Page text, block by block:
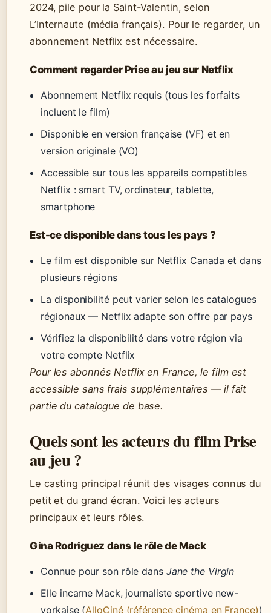
2024, pile pour la Saint-Valentin, selon
L’Internaute (média français). Pour le regarder, un
abonnement Netflix est nécessaire.
Comment regarder Prise au jeu sur Netflix
Abonnement Netflix requis (tous les forfaits
incluent le film)
Disponible en version française (VF) et en
version originale (VO)
Accessible sur tous les appareils compatibles
Netflix : smart TV, ordinateur, tablette,
smartphone
Est-ce disponible dans tous les pays ?
Le film est disponible sur Netflix Canada et dans
plusieurs régions
La disponibilité peut varier selon les catalogues
régionaux — Netflix adapte son offre par pays
Vérifiez la disponibilité dans votre région via
votre compte Netflix
Pour les abonnés Netflix en France, le film est
accessible sans frais supplémentaires — il fait
partie du catalogue de base.
Quels sont les acteurs du film Prise
au jeu ?
Le casting principal réunit des visages connus du
petit et du grand écran. Voici les acteurs
principaux et leurs rôles.
Gina Rodriguez dans le rôle de Mack
Connue pour son rôle dans Jane the Virgin
Elle incarne Mack, journaliste sportive new-
yorkaise (AlloCiné (référence cinéma en France))